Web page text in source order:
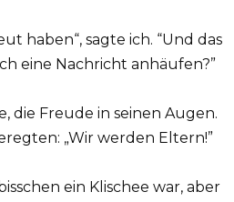
haben“, sagte ich. “Und das
eine Nachricht anhäufen?”
die Freude in seinen Augen.
„Wir werden Eltern!”
ein Klischee war, aber